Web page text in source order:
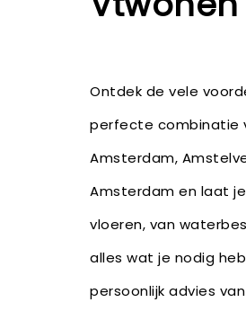
Ontdek de vele
perfecte combinatie
Amsterdam,
Amsterdam en laat
vloeren, van
alles wat je nodig
persoonlijk advies